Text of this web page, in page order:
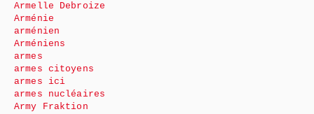
Armelle Debroize
Arménie
arménien
Arméniens
armes
armes citoyens
armes ici
armes nucléaires
Army Fraktion